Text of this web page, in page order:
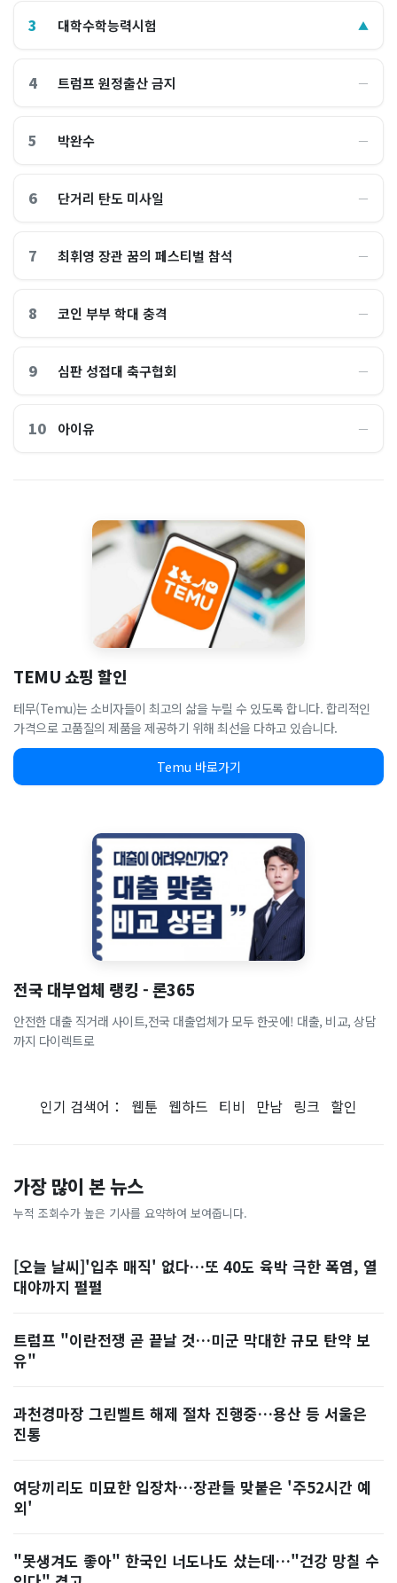
3 대학수학능력시험 ▲
4 트럼프 원정출산 금지 ―
5 박완수 ―
6 단거리 탄도 미사일 ―
7 최휘영 장관 꿈의 페스티벌 참석 ―
8 코인 부부 학대 충격 ―
9 심판 성접대 축구협회 ―
10 아이유 ―
TEMU 쇼핑 할인
테무(Temu)는 소비자들이 최고의 삶을 누릴 수 있도록 합니다. 합리적인
가격으로 고품질의 제품을 제공하기 위해 최선을 다하고 있습니다.
Temu 바로가기
전국 대부업체 랭킹 - 론365
안전한 대출 직거래 사이트,전국 대출업체가 모두 한곳에! 대출, 비교, 상담
까지 다이렉트로
인기 검색어： 웹툰 웹하드 티비 만남 링크 할인
가장 많이 본 뉴스
누적 조회수가 높은 기사를 요약하여 보여줍니다.
[오늘 날씨]'입추 매직' 없다…또 40도 육박 극한 폭염, 열
대야까지 펄펄
트럼프 "이란전쟁 곧 끝날 것…미군 막대한 규모 탄약 보
유"
과천경마장 그린벨트 해제 절차 진행중…용산 등 서울은
진통
여당끼리도 미묘한 입장차…장관들 맞붙은 '주52시간 예
외'
"못생겨도 좋아" 한국인 너도나도 샀는데…"건강 망칠 수